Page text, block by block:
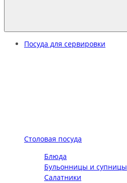
Посуда для сервировки
Столовая посуда
Блюда
Бульонницы и супницы
Салатники